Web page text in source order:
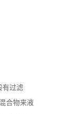
有过滤
合物来液